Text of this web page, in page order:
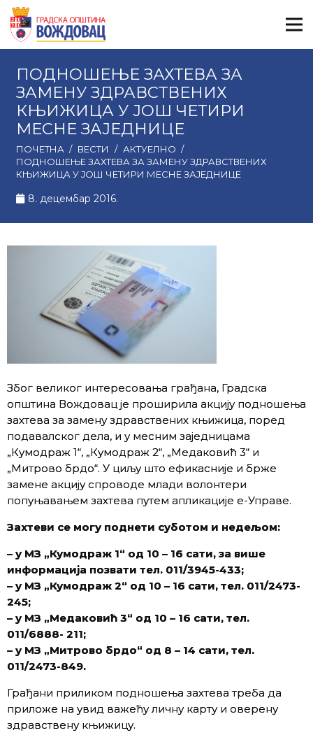
ПОДНОШЕЊЕ ЗАХТЕВА ЗА
ЗАМЕНУ ЗДРАВСТВЕНИХ
КЊИЖИЦА У ЈОШ ЧЕТИРИ
МЕСНЕ ЗАЈЕДНИЦЕ
ПОЧЕТНА / ВЕСТИ / АКТУЕЛНО /
ПОДНОШЕЊЕ ЗАХТЕВА ЗА ЗАМЕНУ ЗДРАВСТВЕНИХ
КЊИЖИЦА У ЈОШ ЧЕТИРИ МЕСНЕ ЗАЈЕДНИЦЕ
8. децембар 2016.
Због великог интересовања грађана, Градска
општина Вождовац је проширила акцију подношења
захтева за замену здравствених књижица, поред
подавалског дела, и у месним заједницама
„Кумодраж 1“, „Кумодраж 2“, „Медаковић 3“ и
„Митрово брдо“. У циљу што ефикасније и брже
замене акцију спроводе млади волонтери
попуњавањем захтева путем апликације е-Управе.
Захтеви се могу поднети суботом и недељом:
– у МЗ „Кумодраж 1“ од 10 – 16 сати, за више
информација позвати тел. 011/3945-433;
– у МЗ „Кумодраж 2“ од 10 – 16 сати, тел. 011/2473-
245;
– у МЗ „Медаковић 3“ од 10 – 16 сати, тел.
011/6888- 211;
– у МЗ „Митрово брдо“ од 8 – 14 сати, тел.
011/2473-849.
Грађани приликом подношења захтева треба да
приложе на увид важећу личну карту и оверену
здравствену књижицу.